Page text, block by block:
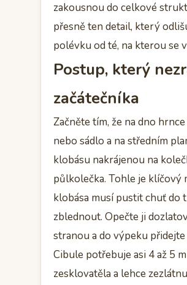
zakousnou do celkové
přesně ten detail, který
polévku od té, na kterou se
Postup, který
začátečníka
Začněte tím, že na dno
nebo sádlo a na středním
klobásu nakrájenou na
půlkolečka. Tohle je klíčový
klobása musí pustit chuť do
zblednout. Opečte ji
stranou a do výpeku
Cibule potřebuje asi 4 až 5
zesklovatěla a lehce